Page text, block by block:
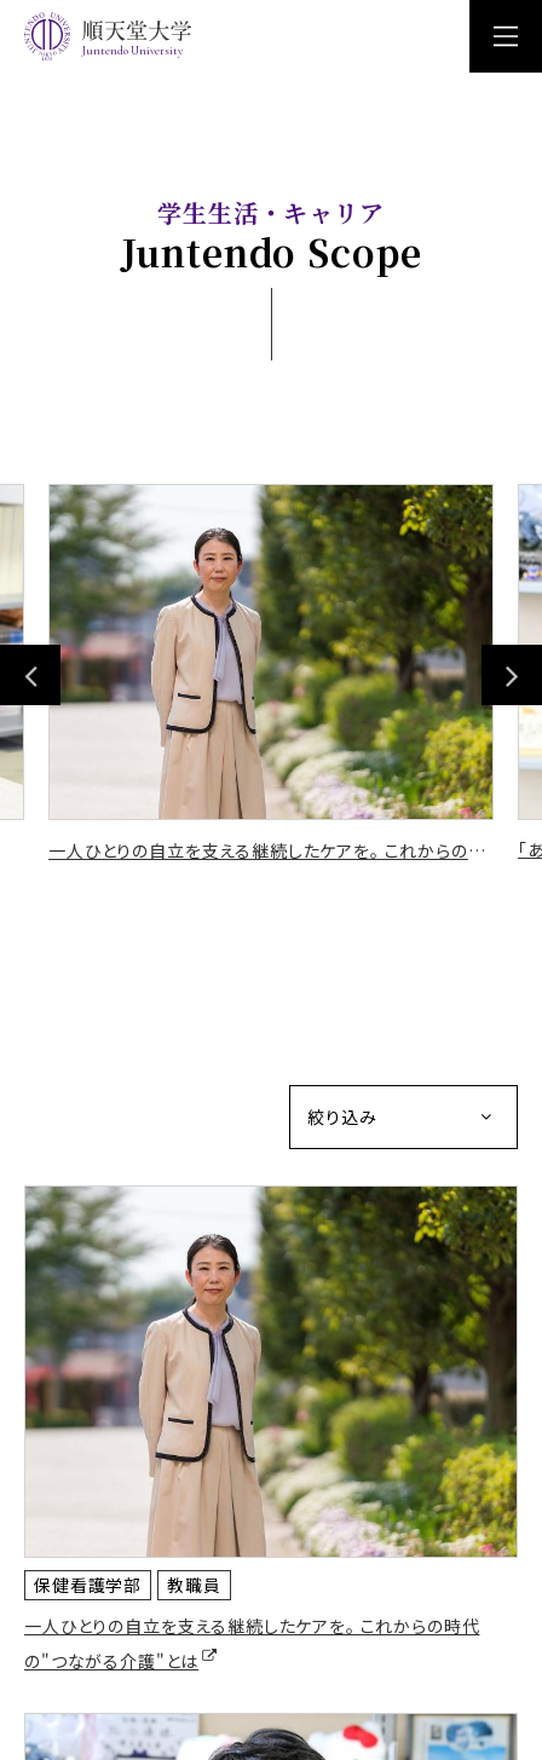
Juntendo University
学生生活・キャリア
Juntendo Scope
Previous
一人ひとりの自立を支える継続したケアを。 これからの時代の"つながる介護"とは 「
絞り込み
保健看護学部
教職員
一人ひとりの自立を支える継続したケアを。 これからの時代
の"つながる介護"とは